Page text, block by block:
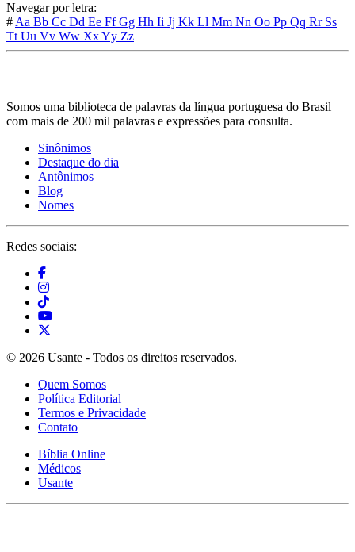
Navegar por letra:
# Aa Bb Cc Dd Ee FfGg Hh Ii Jj Kk Ll Mm Nn Oo Pp Qq Rr Ss
Tt Uu Vv Ww XxYy Zz
Somos uma biblioteca de palavras da língua portuguesa do Brasil
com mais de 200 mil palavras e expressões para consulta.
Sinônimos
Destaque do dia
Antônimos
Blog
Nomes
Redes sociais:
© 2026 Usante - Todos os direitos reservados.
Quem Somos
Política Editorial
Termos e Privacidade
Contato
Bíblia Online
Médicos
Usante